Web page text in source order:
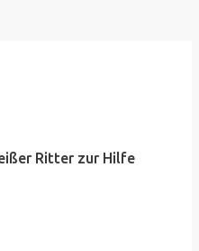
Ritter zur Hilfe